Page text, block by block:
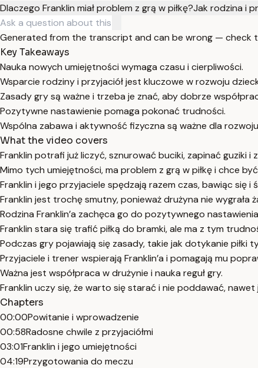
Dlaczego Franklin miał problem z grą w piłkę?Jak rodzina i
Generated from the transcript and can be wrong — check
Key Takeaways
Nauka nowych umiejętności wymaga czasu i cierpliwości.
Wsparcie rodziny i przyjaciół jest kluczowe w rozwoju
Zasady gry są ważne i trzeba je znać, aby dobrze
Pozytywne nastawienie pomaga pokonać trudności.
Wspólna zabawa i aktywność fizyczna są ważne dla
What the video covers
Franklin potrafi już liczyć, sznurować buciki, zapinać guziki i
Mimo tych umiejętności, ma problem z grą w piłkę i chce
Franklin i jego przyjaciele spędzają razem czas, bawiąc się i
Franklin jest trochę smutny, ponieważ drużyna nie wygrała
Rodzina Franklin’a zachęca go do pozytywnego
Franklin stara się trafić piłką do bramki, ale ma z tym
Podczas gry pojawiają się zasady, takie jak dotykanie piłki
Przyjaciele i trener wspierają Franklin’a i pomagają mu
Ważna jest współpraca w drużynie i nauka reguł gry.
Franklin uczy się, że warto się starać i nie poddawać,
Chapters
00:00Powitanie i wprowadzenie
00:58Radosne chwile z przyjaciółmi
03:01Franklin i jego umiejętności
04:19Przygotowania do meczu